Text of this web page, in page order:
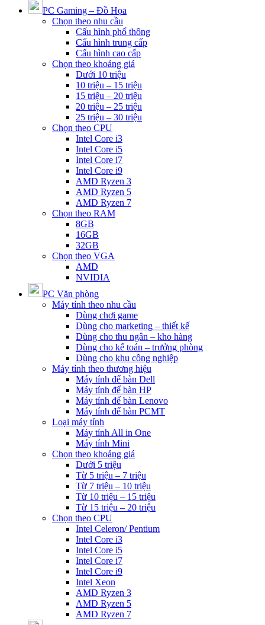
PC Gaming – Đồ Họa
Chọn theo nhu cầu
Cấu hình phổ thông
Cấu hình trung cấp
Cấu hình cao cấp
Chọn theo khoảng giá
Dưới 10 triệu
10 triệu – 15 triệu
15 triệu – 20 triệu
20 triệu – 25 triệu
25 triệu – 30 triệu
Chọn theo CPU
Intel Core i3
Intel Core i5
Intel Core i7
Intel Core i9
AMD Ryzen 3
AMD Ryzen 5
AMD Ryzen 7
Chọn theo RAM
8GB
16GB
32GB
Chọn theo VGA
AMD
NVIDIA
PC Văn phòng
Máy tính theo nhu cầu
Dùng chơi game
Dùng cho marketing – thiết kế
Dùng cho thu ngân – kho hàng
Dùng cho kế toán – trưởng phòng
Dùng cho khu công nghiệp
Máy tính theo thương hiệu
Máy tính để bàn Dell
Máy tính để bàn HP
Máy tính để bàn Lenovo
Máy tính để bàn PCMT
Loại máy tính
Máy tính All in One
Máy tính Mini
Chọn theo khoảng giá
Dưới 5 triệu
Từ 5 triệu – 7 triệu
Từ 7 triệu – 10 triệu
Từ 10 triệu – 15 triệu
Từ 15 triệu – 20 triệu
Chọn theo CPU
Intel Celeron/ Pentium
Intel Core i3
Intel Core i5
Intel Core i7
Intel Core i9
Intel Xeon
AMD Ryzen 3
AMD Ryzen 5
AMD Ryzen 7